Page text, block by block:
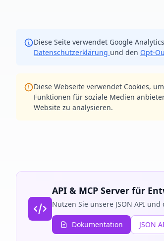
Diese Seite verwendet Google
Datenschutzerklärung und den Opt-
Diese Webseite verwendet Cookies,
Funktionen für soziale Medien
Website zu analysieren.
API & MCP Server für
Nutzen Sie unsere JSON API
Dokumentation JSON